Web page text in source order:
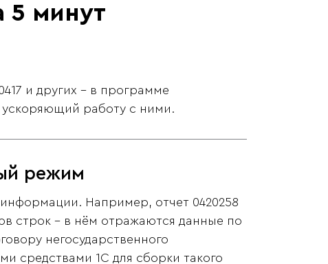
5 минут
и других - в программе
работу с ними.
режим
Например, отчет 0420258
строк - в нём отражаются данные по
негосударственного
средствами 1С для сборки такого